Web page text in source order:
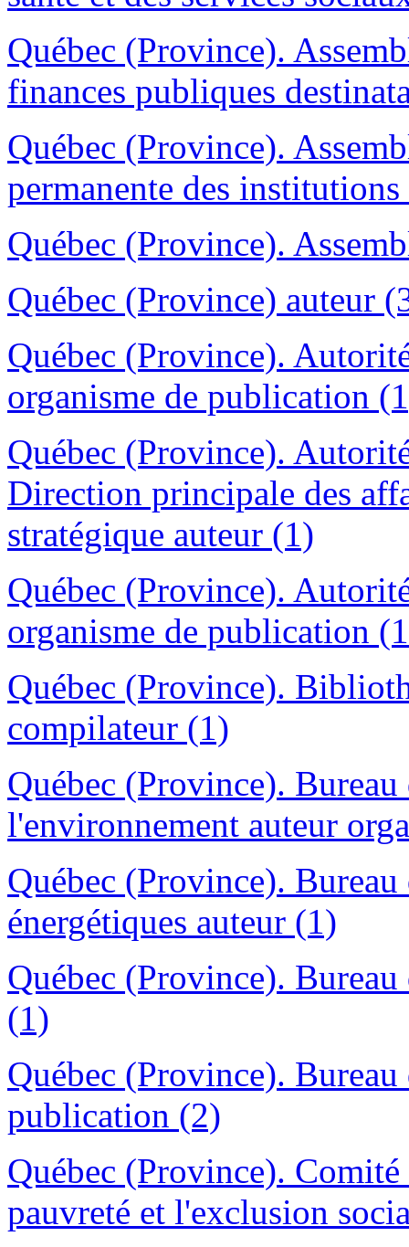
Québec (Province).
finances publiques
Québec (Province).
permanente des
Québec (Province).
Québec (Province) auteur
Québec (Province).
organisme de publication
Québec (Province).
Direction principale des
stratégique auteur (1)
Québec (Province).
organisme de publication
Québec (Province).
compilateur (1)
Québec (Province).
l'environnement auteur
Québec (Province).
énergétiques auteur (1)
Québec (Province).
(1)
Québec (Province).
publication (2)
Québec (Province).
pauvreté et l'exclusion